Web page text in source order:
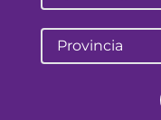
Provincia